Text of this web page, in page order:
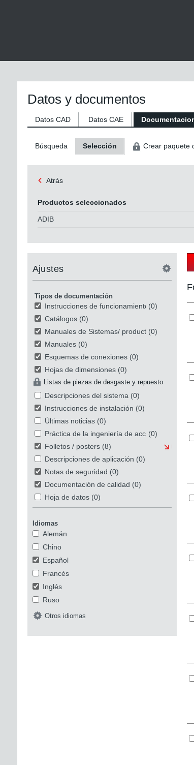
Datos y documentos
Datos CAD Datos CAE
Búsqueda Selección Crear paquete
Atrás
Productos seleccionados
ADIB
Ajustes
Tipos de documentación
Instrucciones de funcionamiento (0)
Catálogos (0)
Manuales de Sistemas/ productos(0)
Manuales (0)
Esquemas de conexiones (0)
Hojas de dimensiones (0)
Listas de piezas de desgaste y repuesto
Descripciones del sistema (0)
Instrucciones de instalación (0)
Últimas noticias (0)
Práctica de la ingeniería de accionamiento
(0)
Folletos / posters (8)
Descripciones de aplicación (0)
Notas de seguridad (0)
Documentación de calidad (0)
Hoja de datos (0)
Idiomas
Alemán
Chino
Español
Francés
Inglés
Ruso
Otros idiomas